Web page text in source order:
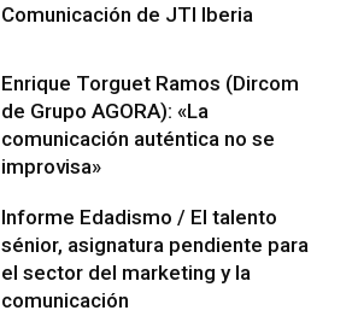
Comunicación de JTI Iberia
Enrique Torguet Ramos (Dircom
de Grupo AGORA): «La
comunicación auténtica no se
improvisa»
Informe Edadismo / El talento
sénior, asignatura pendiente para
el sector del marketing y la
comunicación